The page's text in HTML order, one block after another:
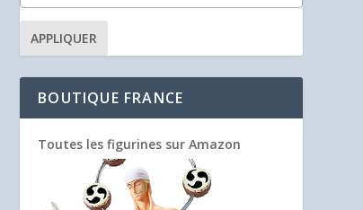
APPLIQUER
BOUTIQUE FRANCE
Toutes les figurines sur Amazon